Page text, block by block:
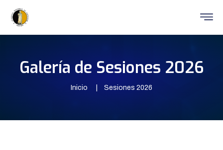
Galería de Sesiones 2026
Inicio Sesiones 2026